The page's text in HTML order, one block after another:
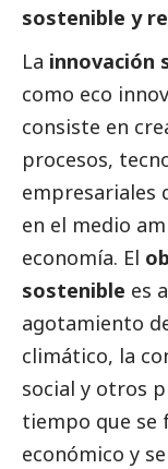
sostenible y
La innovación
como eco
consiste en
procesos,
empresariales
en el medio
economía. El
sostenible es
agotamiento
climático, la
social y otros
tiempo que se
económico y